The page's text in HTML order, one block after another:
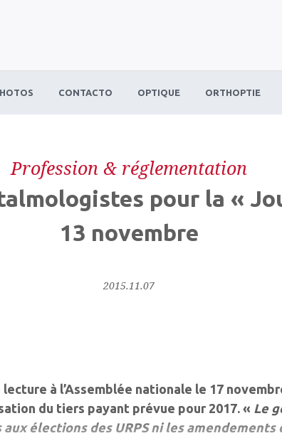
CONTACTO OPTIQUE ORTHOPTIE
Profession & réglementation
pour la «
13 novembre
2015.11.07
à l’Assemblée nationale le 17
du tiers payant prévue pour 2017. « Le
élections des URPS ni les